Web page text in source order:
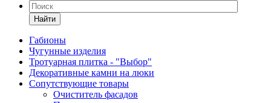
Найти
Габионы
Чугунные изделия
Тротуарная плитка - "Выбор"
Декоративные камни на люки
Сопутствующие товары
Очиститель фасадов